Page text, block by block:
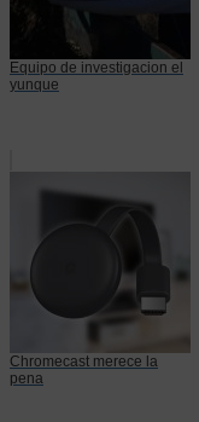
Equipo de investigacion el
yunque
Chromecast merece la
pena